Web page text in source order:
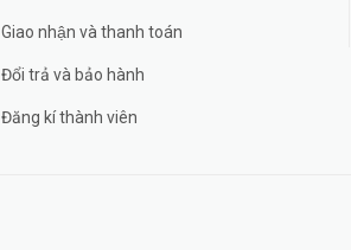
Giao nhận và thanh toán
Đổi trả và bảo hành
Đăng kí thành viên